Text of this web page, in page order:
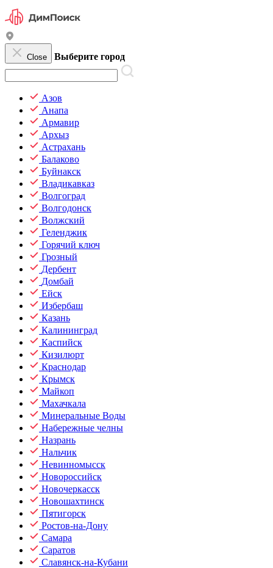
Close Выберите город
Азов
Анапа
Армавир
Архыз
Астрахань
Балаково
Буйнакск
Владикавказ
Волгоград
Волгодонск
Волжский
Геленджик
Горячий ключ
Грозный
Дербент
Домбай
Ейск
Избербаш
Казань
Калининград
Каспийск
Кизилюрт
Краснодар
Крымск
Майкоп
Махачкала
Минеральные Воды
Набережные челны
Назрань
Нальчик
Невинномысск
Новороссийск
Новочеркасск
Новошахтинск
Пятигорск
Ростов-на-Дону
Самара
Саратов
Славянск-на-Кубани